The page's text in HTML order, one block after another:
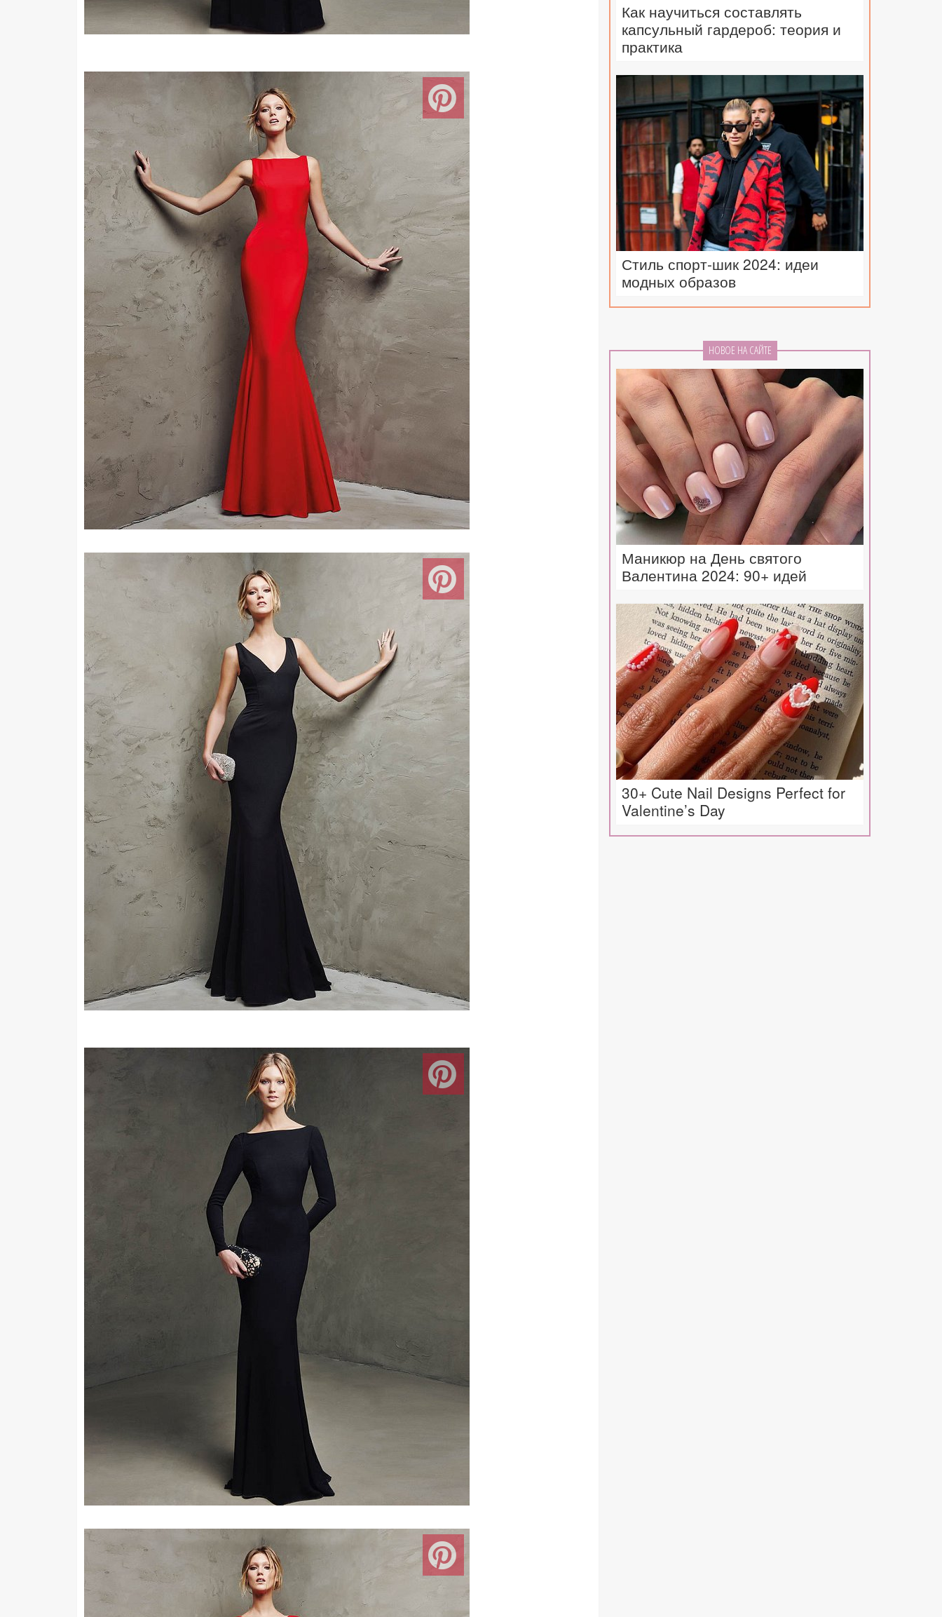
Как научиться составлять
капсульный гардероб: теория и
практика
Стиль спорт-шик 2024: идеи
модных образов
НОВОЕ НА САЙТЕ
Маникюр на День святого
Валентина 2024: 90+ идей
30+ Cute Nail Designs Perfect for
Valentine’s Day